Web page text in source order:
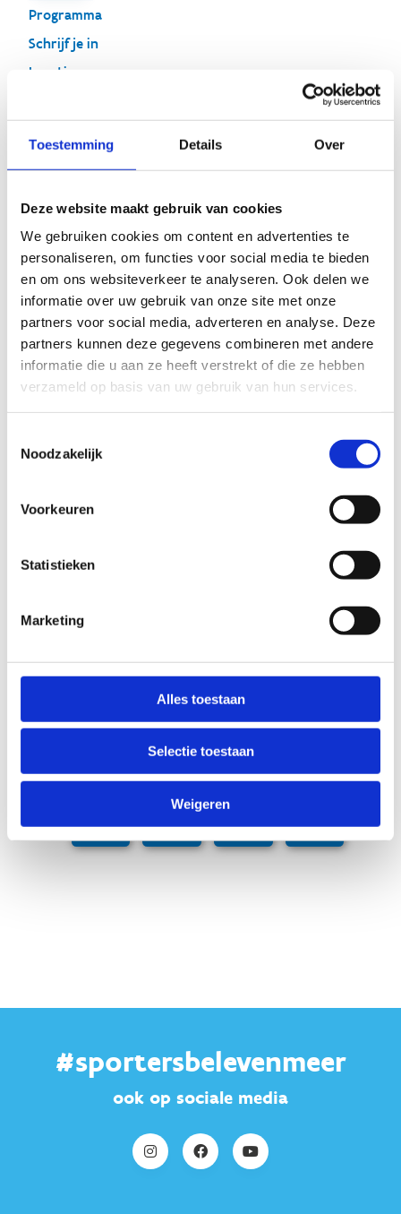
Toestemming Details Over
Deze website maakt gebruik van cookies
We gebruiken cookies om content en advertenties te
personaliseren, om functies voor social media te bieden
en om ons websiteverkeer te analyseren. Ook delen we
informatie over uw gebruik van onze site met onze
partners voor social media, adverteren en analyse. Deze
partners kunnen deze gegevens combineren met andere
informatie die u aan ze heeft verstrekt of die ze hebben
verzameld op basis van uw gebruik van hun services.
Noodzakelijk
Voorkeuren
Statistieken
Marketing
Alles toestaan
Selectie toestaan
Weigeren
Programma
Schrijf je in
Locatie
Situering
van vrouwelijke sporters. Universitaire experts geven
hun visie en gaan met de aanwezigen in interactie. Zo
vertalen we wetenschappelijk onderzoek naar de
praktijk.
Wanneer
We organiseren deze masterclass op
Trainers actief binnen een prestatiecontext (Trainer B of
het topic female athlete.
22 20
#sportersbelevenmeer
ook op sociale media